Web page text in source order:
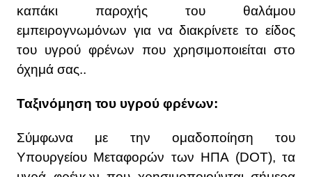
καπάκι παροχής του θαλάμου
εμπειρογνωμόνων για να διακρίνετε το είδος
του υγρού φρένων που χρησιμοποιείται στο
όχημά σας..
Ταξινόμηση του υγρού φρένων:
Σύμφωνα με την ομαδοποίηση του
Υπουργείου Μεταφορών των ΗΠΑ (DOT), τα